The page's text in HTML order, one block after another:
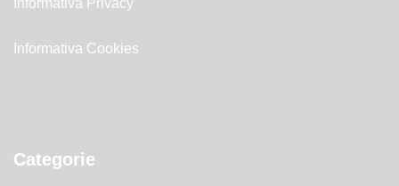
Informativa Privacy
Informativa Cookies
Categorie